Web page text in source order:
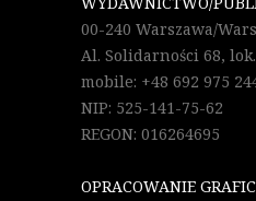
00-240 Warszawa/
Al. Solidarności 68,
mobile: +48 692 975
NIP: 525-141-75-62
REGON: 016264695
OPRACOWANIE